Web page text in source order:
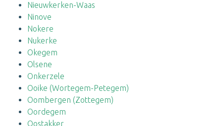
Nieuwkerken-Waas
Ninove
Nokere
Nukerke
Okegem
Olsene
Onkerzele
Ooike (Wortegem-Petegem)
Oombergen (Zottegem)
Oordegem
Oostakker